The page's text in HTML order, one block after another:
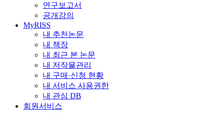
연구보고서
공개강의
MyRISS
내 추천논문
내 책장
내 최근 본 논문
내 저작물관리
내 구매·신청 현황
내 서비스 사용권한
내 관심 DB
회원서비스